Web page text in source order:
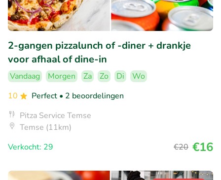
2-gangen pizzalunch of -diner + drankje
voor afhaal of dine-in
Vandaag Morgen Za Zo Di
Wo
10
Perfect • 2 beoordelingen
Pitza Service Temse
Temse (11km)
Verkocht: 29
€20 €16